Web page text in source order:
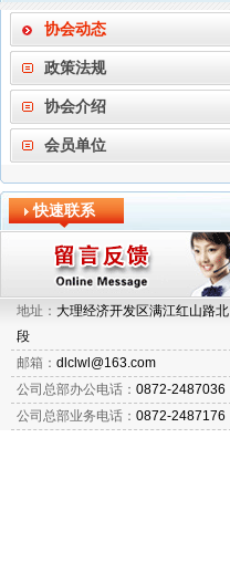
协会动态
政策法规
协会介绍
会员单位
快速联系
地址： 大理经济开发区满江红山路北
段
邮箱： dlclwl@163.com
公司总部办公电话： 0872-2487036
公司总部业务电话： 0872-2487176